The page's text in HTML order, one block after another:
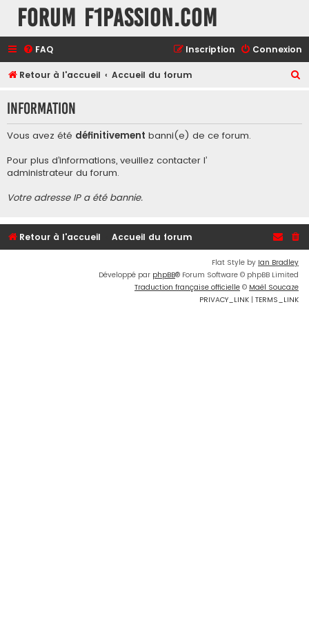
Forum F1Passion.com
FAQ Connexion
Inscription
Retour à l'accueil Accueil du forum
h
Information
Vous avez été définitivement banni(e) de ce forum.
Pour plus d’informations, veuillez contacter l’
administrateur du forum.
Votre adresse IP a été bannie.
Retour à l'accueil Accueil du forum
Flat Style by Ian Bradley
Développé par phpBB® Forum Software © phpBB Limited
Traduction française officielle © Maël Soucaze
PRIVACY_LINK | TERMS_LINK